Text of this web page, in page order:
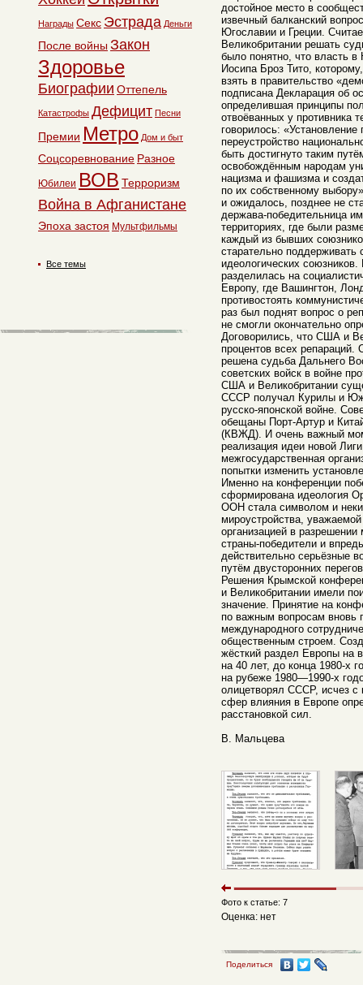
достойное место в
извечный балканский
Югославии и Греции.
Великобритании решать
было понятно, что власть
Иосипа Броз Тито,
взять в правительство
подписана Декларация об
определившая принципы
отвоёванных у противника
говорилось:
переустройство
быть достигнуто таким
освобождённым народам
нацизма и фашизма и
по их собственному
и ожидалось, позднее не
держава-победительница
территориях, где были
каждый из бывших
старательно поддерживать
идеологических
разделилась на
Европу, где Вашингтон,
противостоять
раз был поднят вопрос о
не смогли окончательно
Договорились, что США и
процентов всех
решена судьба Дальнего
советских войск в войне
США и Великобритании
СССР получал Курилы и
русско-японской войне.
обещаны Порт-Артур и
(КВЖД). И очень важный
реализация идеи новой
межгосударственная
попытки изменить
Именно на конференции
сформирована идеология
ООН стала символом и
мироустройства,
организацией в
страны-победители и
действительно серьёзные
путём двусторонних
Решения Крымской
и Великобритании имели
значение. Принятие на
по важным вопросам вновь
международного
общественным строем.
жёсткий раздел Европы на
на 40 лет, до конца 1980-х
на рубеже 1980—1990-х
олицетворял СССР, исчез с
сфер влияния в Европе
расстановкой сил.
В. Мальцева
Фото к статье: 7
Оценка: нет
Поделиться
Награды Секс Эстрада Деньги
После войны Закон
Здоровье
Биографии Оттепель
Катастрофы Дефицит Песни
Премии Метро Дом и быт
Соцсоревнование Разное
Юбилеи ВОВ Терроризм
Война в Афганистане
Эпоха застоя Мультфильмы
Все темы